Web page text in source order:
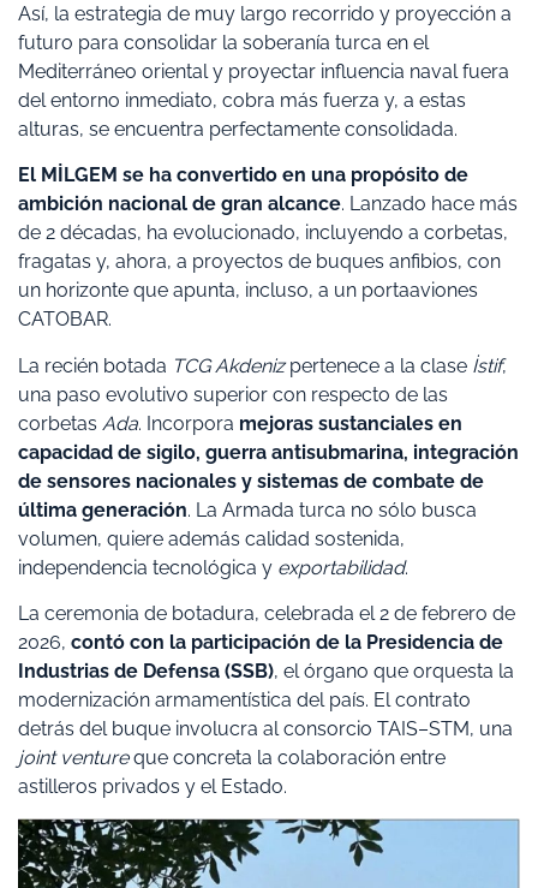
Así, la estrategia de muy largo recorrido y proyección a
futuro para consolidar la soberanía turca en el
Mediterráneo oriental y proyectar influencia naval fuera
del entorno inmediato, cobra más fuerza y, a estas
alturas, se encuentra perfectamente consolidada.
El MİLGEM se ha convertido en una propósito de
ambición nacional de gran alcance. Lanzado hace más
de 2 décadas, ha evolucionado, incluyendo a corbetas,
fragatas y, ahora, a proyectos de buques anfibios, con
un horizonte que apunta, incluso, a un portaaviones
CATOBAR.
La recién botada TCG Akdenizpertenece a la clase İstif,
una paso evolutivo superior con respecto de las
corbetas Ada. Incorpora mejoras sustanciales en
capacidad de sigilo, guerra antisubmarina, integración
de sensores nacionales y sistemas de combate de
última generación. La Armada turca no sólo busca
volumen, quiere además calidad sostenida,
independencia tecnológica y exportabilidad.
La ceremonia de botadura, celebrada el 2 de febrero de
2026, contó con la participación de la Presidencia de
Industrias de Defensa (SSB), el órgano que orquesta la
modernización armamentística del país. El contrato
detrás del buque involucra al consorcio TAIS–STM, una
joint ventureque concreta la colaboración entre
astilleros privados y el Estado.